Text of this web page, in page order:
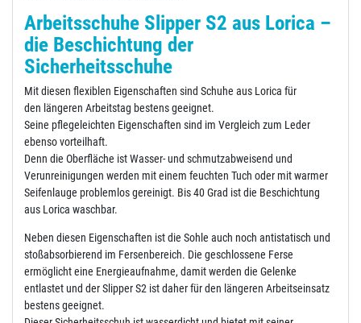
Arbeitsschuhe Slipper S2 aus Lorica –
die Beschichtung der
Sicherheitsschuhe
Mit diesen flexiblen Eigenschaften sind Schuhe aus Lorica für
den längeren Arbeitstag bestens geeignet.
Seine pflegeleichten Eigenschaften sind im Vergleich zum Leder
ebenso vorteilhaft.
Denn die Oberfläche ist Wasser- und schmutzabweisend und
Verunreinigungen werden mit einem feuchten Tuch oder mit warmer
Seifenlauge problemlos gereinigt. Bis 40 Grad ist die Beschichtung
aus Lorica waschbar.
Neben diesen Eigenschaften ist die Sohle auch noch antistatisch und
stoßabsorbierend im Fersenbereich. Die geschlossene Ferse
ermöglicht eine Energieaufnahme, damit werden die Gelenke
entlastet und der Slipper S2 ist daher für den längeren Arbeitseinsatz
bestens geeignet.